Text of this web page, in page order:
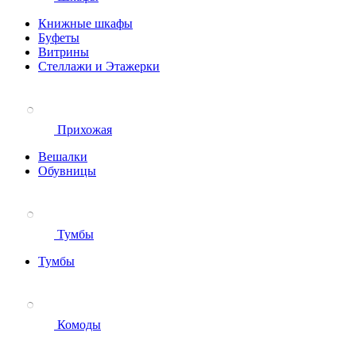
Книжные шкафы
Буфеты
Витрины
Стеллажи и Этажерки
Прихожая
Вешалки
Обувницы
Тумбы
Тумбы
Комоды